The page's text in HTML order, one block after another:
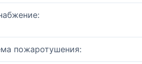
пожаротушения: